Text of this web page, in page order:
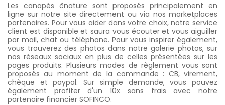
Les canapés ônature sont proposés principalement en
ligne sur notre site directement ou via nos marketplaces
partenaires. Pour vous aider dans votre choix, notre service
client est disponible et saura vous écouter et vous aiguiller
par mail, chat ou téléphone. Pour vous inspirer également,
vous trouverez des photos dans notre galerie photos, sur
nos réseaux sociaux en plus de celles présentées sur les
pages produits. Plusieurs modes de règlement vous sont
proposés au moment de la commande : CB, virement,
chèque et paypal. Sur simple demande, vous pouvez
également profiter d'un 10x sans frais avec notre
partenaire financier SOFINCO.